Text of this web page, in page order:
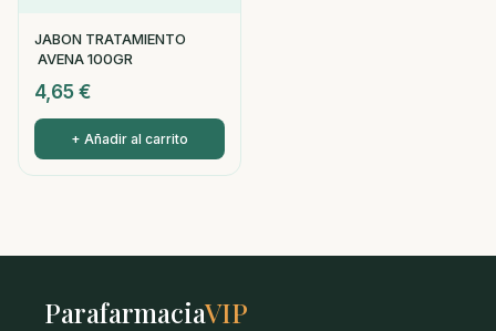
JABON TRATAMIENTO
AVENA 100GR
4,65 €
+ Añadir al carrito
ParafarmaciaVIP